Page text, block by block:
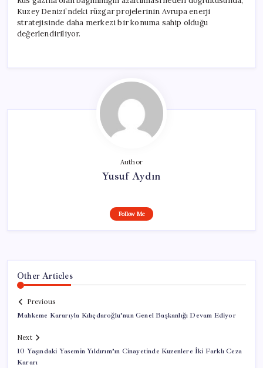
Kuzey Denizi’ndeki rüzgar projelerinin Avrupa enerji
stratejisinde daha merkezi bir konuma sahip olduğu
değerlendiriliyor.
Author
Yusuf Aydın
Follow Me
Other Articles
Previous
Mahkeme Kararıyla Kılıçdaroğlu’nun Genel Başkanlığı Devam Ediyor
Next
10 Yaşındaki Yasemin Yıldırım’ın Cinayetinde Kuzenlere İki Farklı Ceza
Kararı